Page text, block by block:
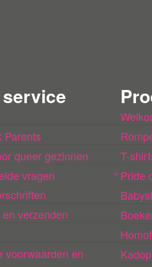
l
i
l
Parents
queer gezinnen
vragen
verzenden
voorwaarden en
T-
Pride